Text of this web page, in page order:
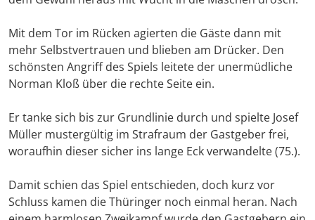
Mit dem Tor im Rücken agierten die Gäste dann mit
mehr Selbstvertrauen und blieben am Drücker. Den
schönsten Angriff des Spiels leitete der unermüdliche
Norman Kloß über die rechte Seite ein.
Er tanke sich bis zur Grundlinie durch und spielte Josef
Müller mustergültig im Strafraum der Gastgeber frei,
woraufhin dieser sicher ins lange Eck verwandelte (75.).
Damit schien das Spiel entschieden, doch kurz vor
Schluss kamen die Thüringer noch einmal heran. Nach